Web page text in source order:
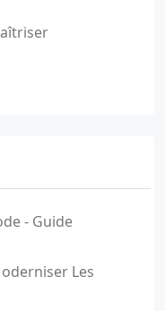
- Guide
Les